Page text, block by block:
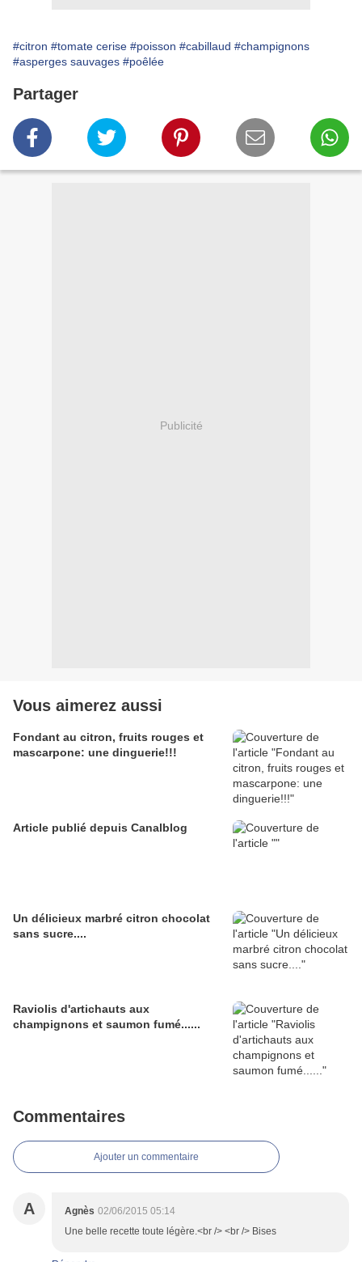
#citron #tomate cerise #poisson #cabillaud #champignons
#asperges sauvages #poêlée
Partager
Publicité
Vous aimerez aussi
Fondant au citron, fruits rouges et
mascarpone: une dinguerie!!!
Article publié depuis Canalblog
Un délicieux marbré citron chocolat
sans sucre....
Raviolis d'artichauts aux
champignons et saumon fumé......
Commentaires
Ajouter un commentaire
A Agnès 02/06/2015 05:14
Une belle recette toute légère.<br /> <br /> Bises